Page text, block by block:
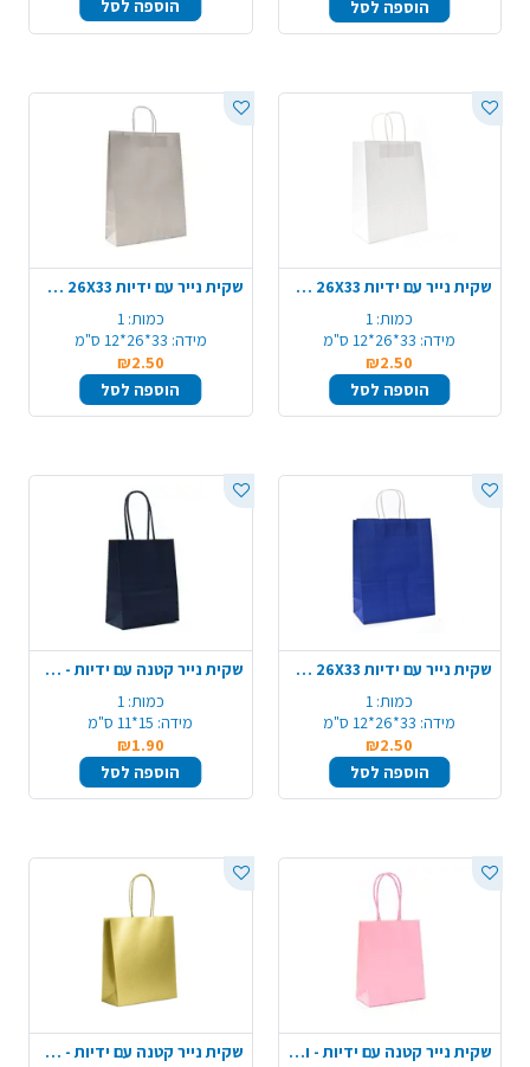
הוספה לסל הוספה לסל
שקית נייר עם ידיות 26X33 ס"מ - לבן
כמות: 1
מידה: 33*26*12 ס"מ
₪2.50
הוספה לסל
שקית נייר עם ידיות 26X33 ס"מ - כסף
כמות: 1
מידה: 33*26*12 ס"מ
₪2.50
הוספה לסל
שקית נייר עם ידיות 26X33 ס"מ - כחול
כמות: 1
מידה: 33*26*12 ס"מ
₪2.50
הוספה לסל
שקית נייר קטנה עם ידיות - שחור
כמות: 1
מידה: 15*11 ס"מ
₪1.90
הוספה לסל
שקית נייר קטנה עם ידיות - ורוד
שקית נייר קטנה עם ידיות - זהב מטאלי